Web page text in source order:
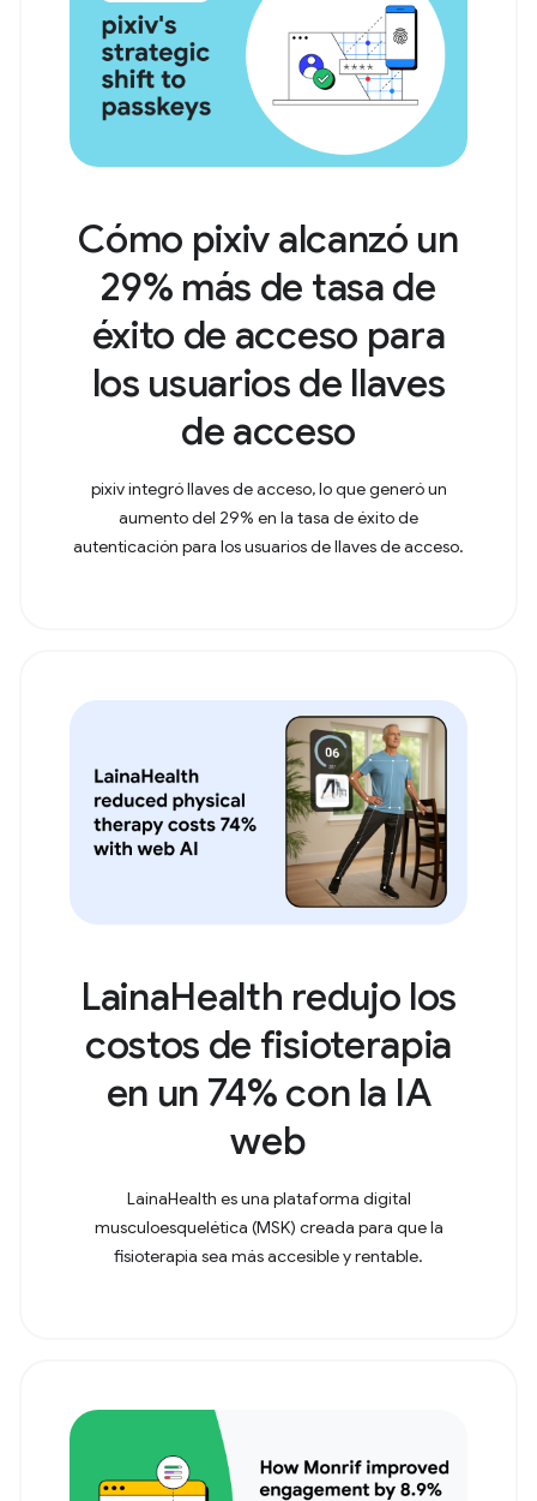
Cómo pixiv alcanzó un
29% más de tasa de
éxito de acceso para
los usuarios de llaves
de acceso
pixiv integró llaves de acceso, lo que generó un
aumento del 29% en la tasa de éxito de
autenticación para los usuarios de llaves de acceso.
LainaHealth redujo los
costos de fisioterapia
en un 74% con la IA
web
LainaHealth es una plataforma digital
musculoesquelética (MSK) creada para que la
fisioterapia sea más accesible y rentable.